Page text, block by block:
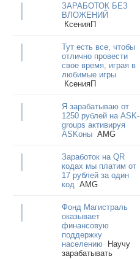
ЗАРАБОТОК БЕЗ
ВЛОЖЕНИЙ
КсенияП
Тут есть все, чтобы
отлично провести
свое время, играя в
любимые игры
КсенияП
Я зарабатываю от
1250 рублей на ASK-
groups активируя
ASKоны AMG
Заработок на QR
кодах мы платим от
17 рублей за один
код AMG
Фонд Магистраль
оказывает
финансовую
поддержку
населению
Научу
зарабатывать